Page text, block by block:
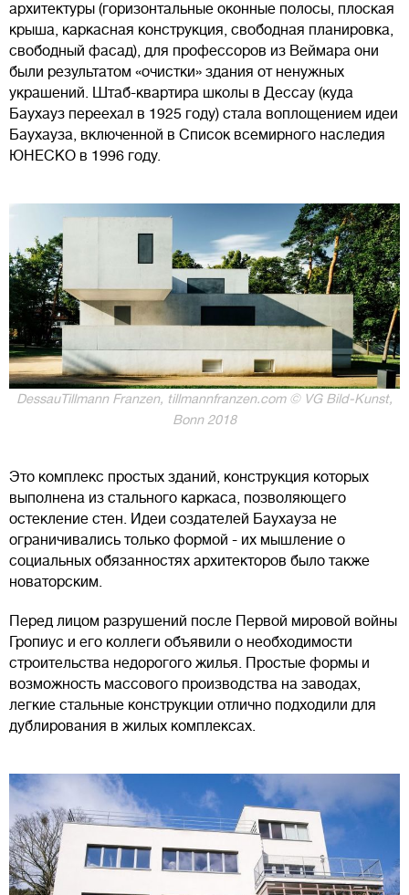
архитектуры (горизонтальные оконные полосы, плоская
крыша, каркасная конструкция, свободная планировка,
свободный фасад), для профессоров из Веймара они
были результатом «очистки» здания от ненужных
украшений. Штаб-квартира школы в Дессау (куда
Баухауз переехал в 1925 году) стала воплощением идеи
Баухауза, включенной в Список всемирного наследия
ЮНЕСКО в 1996 году.
DessauTillmann Franzen, tillmannfranzen.com © VG Bild-Kunst,
Bonn 2018
Это комплекс простых зданий, конструкция которых
выполнена из стального каркаса, позволяющего
остекление стен. Идеи создателей Баухауза не
ограничивались только формой - их мышление о
социальных обязанностях архитекторов было также
новаторским.
Перед лицом разрушений после Первой мировой войны
Гропиус и его коллеги объявили о необходимости
строительства недорогого жилья. Простые формы и
возможность массового производства на заводах,
легкие стальные конструкции отлично подходили для
дублирования в жилых комплексах.